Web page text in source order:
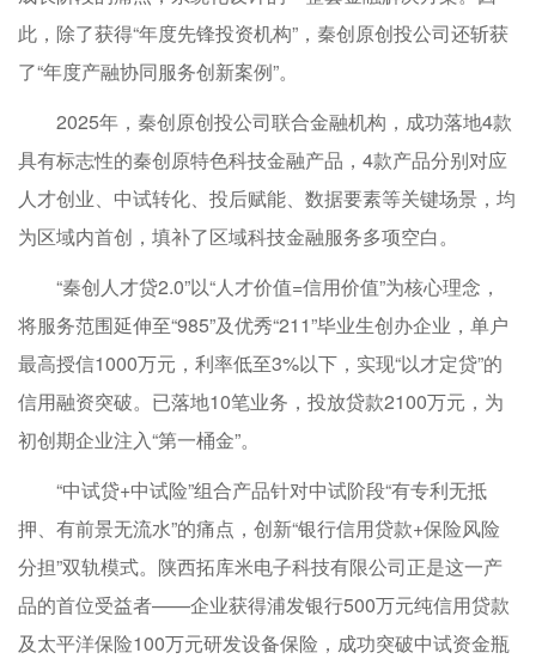
此，除了获得“年度先锋投资机构”，秦创原创投公司还斩获
了“年度产融协同服务创新案例”。
2025年，秦创原创投公司联合金融机构，成功落地4款
具有标志性的秦创原特色科技金融产品，4款产品分别对应
人才创业、中试转化、投后赋能、数据要素等关键场景，均
为区域内首创，填补了区域科技金融服务多项空白。
“秦创人才贷2.0”以“人才价值=信用价值”为核心理念，
将服务范围延伸至“985”及优秀“211”毕业生创办企业，单户
最高授信1000万元，利率低至3%以下，实现“以才定贷”的
信用融资突破。已落地10笔业务，投放贷款2100万元，为
初创期企业注入“第一桶金”。
“中试贷+中试险”组合产品针对中试阶段“有专利无抵
押、有前景无流水”的痛点，创新“银行信用贷款+保险风险
分担”双轨模式。陕西拓库米电子科技有限公司正是这一产
品的首位受益者——企业获得浦发银行500万元纯信用贷款
及太平洋保险100万元研发设备保险，成功突破中试资金瓶